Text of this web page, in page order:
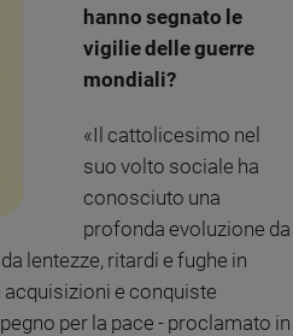
hanno segnato le
vigilie delle guerre
mondiali?
«Il cattolicesimo nel
suo volto sociale ha
conosciuto una
profonda evoluzione da
lentezze, ritardi e fughe in
acquisizioni e conquiste
per la pace - proclamato in